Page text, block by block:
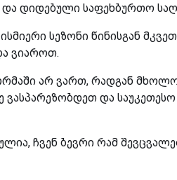
და დიდებული საფეხბურთო
სეზონი წინისგან
ვიაროთ.
არ ვართ, რადგან
და
ჩვენ ბევრი რამ